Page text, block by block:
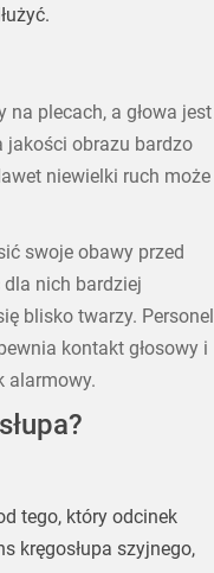
na plecach, a głowa jest
jakości obrazu bardzo
niewielki ruch może
swoje obawy przed
dla nich bardziej
blisko twarzy. Personel
kontakt głosowy i
alarmowy.
tego, który odcinek
kręgosłupa szyjnego,